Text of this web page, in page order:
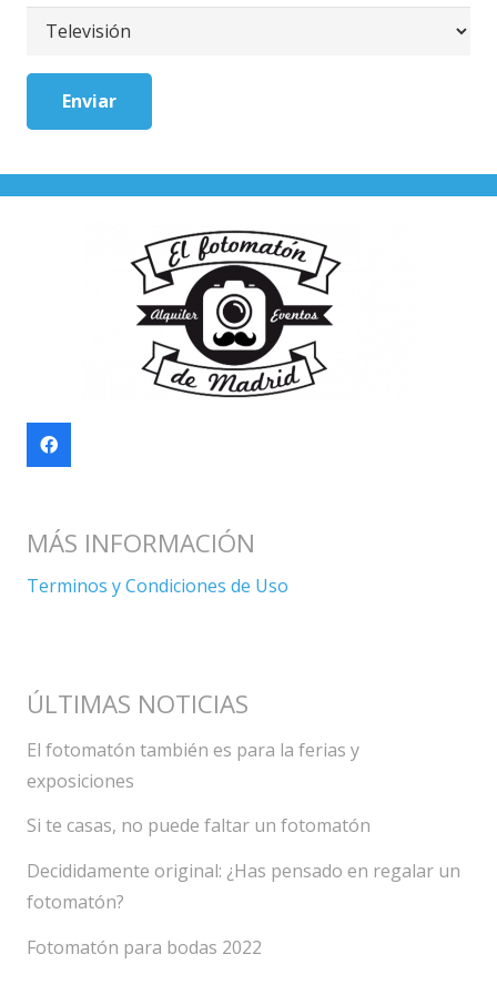
MÁS INFORMACIÓN
Terminos y Condiciones de Uso
ÚLTIMAS NOTICIAS
El fotomatón también es para la ferias y
exposiciones
Si te casas, no puede faltar un fotomatón
Decididamente original: ¿Has pensado en regalar un
fotomatón?
Fotomatón para bodas 2022